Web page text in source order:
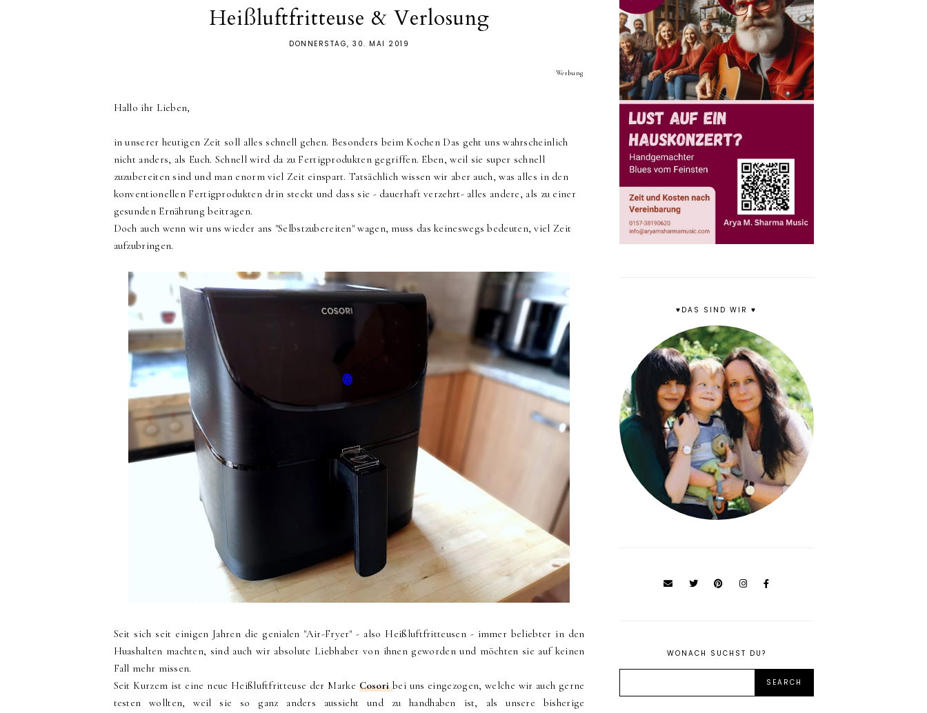
Heißluftfritteuse & Verlosung
DONNERSTAG, 30. MAI 2019
Werbung
Hallo ihr Lieben,
in unserer heutigen Zeit soll alles schnell gehen. Besonders beim Kochen Das geht uns wahrscheinlich
nicht anders, als Euch. Schnell wird da zu Fertigprodukten gegriffen. Eben, weil sie super schnell
zuzubereiten sind und man enorm viel Zeit einspart. Tatsächlich wissen wir aber auch, was alles in den
konventionellen Fertigprodukten drin steckt und dass sie - dauerhaft verzehrt- alles andere, als zu einer
gesunden Ernährung beitragen.
Doch auch wenn wir uns wieder ans "Selbstzubereiten" wagen, muss das keineswegs bedeuten, viel Zeit
aufzubringen.
Seit sich seit einigen Jahren die genialen "Air-Fryer" - also Heißluftfritteusen - immer beliebter in den
Huashalten machten, sind auch wir absolute Liebhaber von ihnen geworden und möchten sie auf keinen
Fall mehr missen.
Seit Kurzem ist eine neue Heißluftfritteuse der Marke Cosori bei uns eingezogen, welche wir auch gerne
testen wollten, weil sie so ganz anders aussieht und zu handhaben ist, als unsere bisherige
♥DAS SIND WIR ♥
WONACH SUCHST DU?